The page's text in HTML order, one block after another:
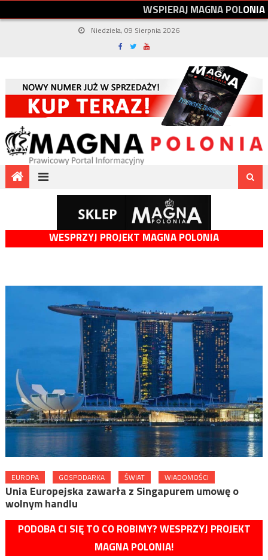
WSPIERAJMAGNAPOLONIA
Niedziela, 09 Sierpnia 2026
WESPRZYJ PROJEKT MAGNA POLONIA
EUROPA GOSPODARKA ŚWIAT WIADOMOŚCI
Unia Europejska zawarła z Singapurem umowę o
wolnym handlu
PODOBA CI SIĘ TO CO ROBIMY? WESPRZYJ PROJEKT
MAGNA POLONIA!